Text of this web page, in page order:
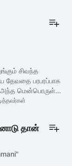
சிவந்த
தேவதை பரபரப்பாக
அந்த மென்பொருள்
எனும் மாது
தான்